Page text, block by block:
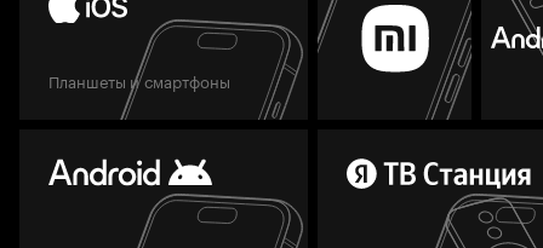
Планшеты и смартфоны